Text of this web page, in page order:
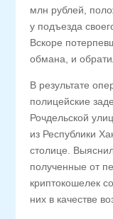
млн рублей,
у подъезда
Вскоре
обмана, и
В результате
полицейские
Рочдельской
из Республики
столице.
полученные от
криптокошелек
них в качестве